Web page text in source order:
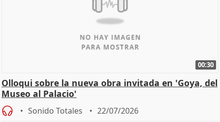
00:30
Olloqui sobre la nueva obra invitada en 'Goya, del
Museo al Palacio'
Sonido Totales 22/07/2026